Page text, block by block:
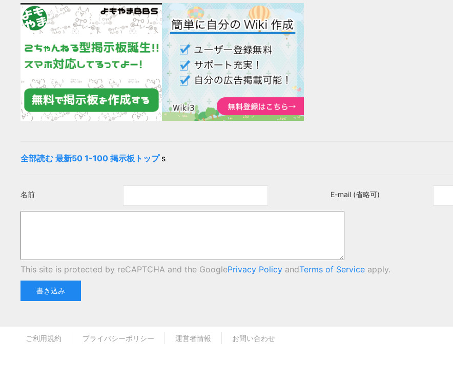
全部読む 最新50 1-100 掲示板トップ s
名前 E-mail (省略可)
This site is protected by reCAPTCHA and the GooglePrivacy Policy andTerms of Service apply.
書き込み
ご利用規約 プライバシーポリシー 運営者情報 お問い合わせ